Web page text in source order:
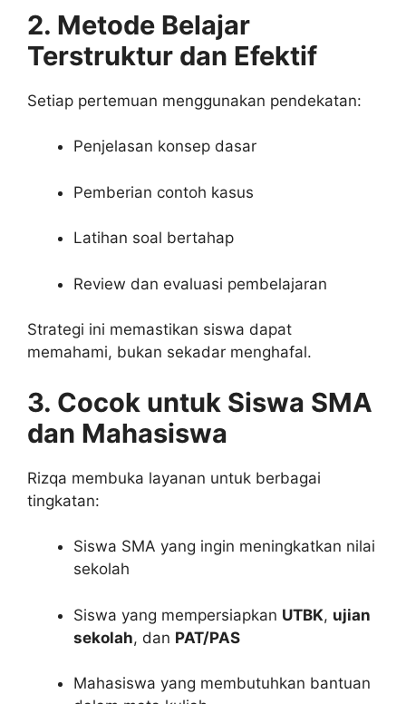
2. Metode Belajar
Terstruktur dan Efektif
Setiap pertemuan menggunakan pendekatan:
Penjelasan konsep dasar
Pemberian contoh kasus
Latihan soal bertahap
Review dan evaluasi pembelajaran
Strategi ini memastikan siswa dapat
memahami, bukan sekadar menghafal.
3. Cocok untuk Siswa SMA
dan Mahasiswa
Rizqa membuka layanan untuk berbagai
tingkatan:
Siswa SMA yang ingin meningkatkan nilai
sekolah
Siswa yang mempersiapkan UTBK, ujian
sekolah, dan PAT/PAS
Mahasiswa yang membutuhkan bantuan